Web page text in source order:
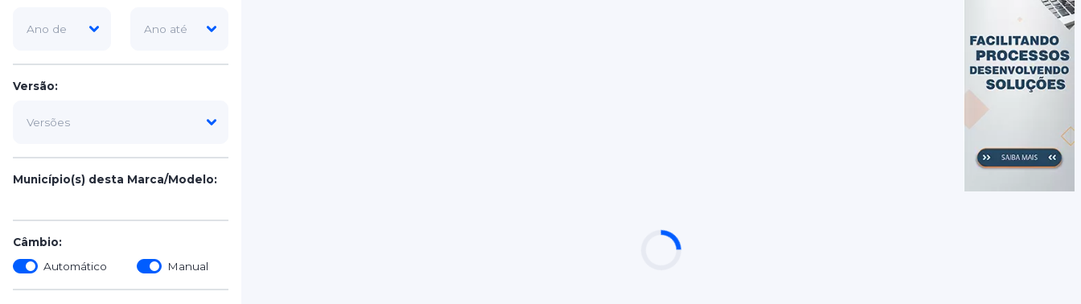
Versão:
Município(s) desta Marca/Modelo:
Câmbio:
Automático
Manual